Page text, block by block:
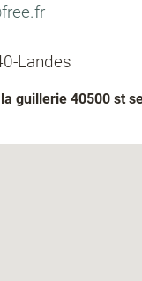
Landes
guillerie 40500 st